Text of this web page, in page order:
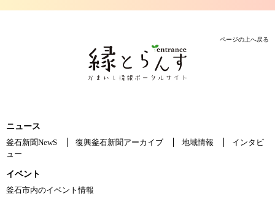
ページの上へ戻る
ニュース
釜石新聞NewS
復興釜石新聞アーカイブ 地域情報
インタビ
ュー
イベント
釜石市内のイベント情報